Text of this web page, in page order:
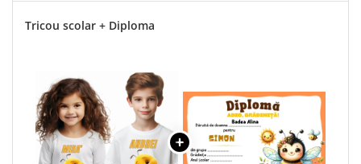
Tricou scolar + Diploma